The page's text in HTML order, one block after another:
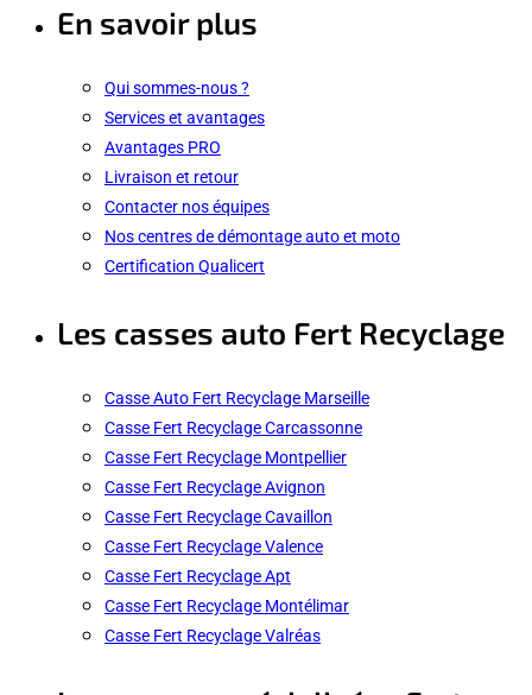
En savoir plus
Qui sommes-nous ?
Services et avantages
Avantages PRO
Livraison et retour
Contacter nos équipes
Nos centres de démontage auto et moto
Certification Qualicert
Les casses auto Fert Recyclage
Casse Auto Fert Recyclage Marseille
Casse Fert Recyclage Carcassonne
Casse Fert Recyclage Montpellier
Casse Fert Recyclage Avignon
Casse Fert Recyclage Cavaillon
Casse Fert Recyclage Valence
Casse Fert Recyclage Apt
Casse Fert Recyclage Montélimar
Casse Fert Recyclage Valréas